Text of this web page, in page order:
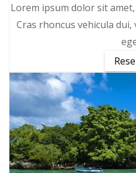
Lorem ipsum dolor sit
Cras rhoncus vehicula